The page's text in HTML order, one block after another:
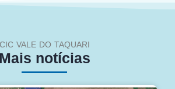
CIC VALE DO TAQUARI
Mais notícias